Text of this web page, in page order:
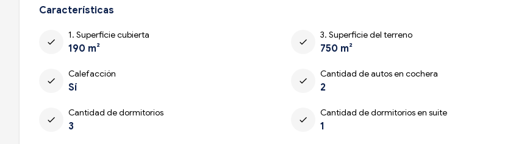
Características
check
1. Superficie cubierta
190 m²
check
3. Superficie del terreno
750 m²
check
Calefacción
Sí
check
Cantidad de autos en cochera
2
check
Cantidad de dormitorios
3
check
Cantidad de dormitorios en suite
1